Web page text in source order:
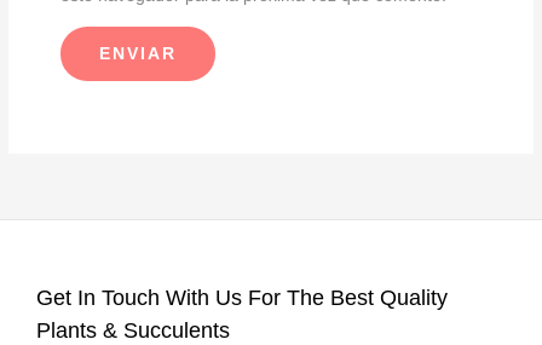
Get In Touch With Us For The Best Quality
Plants & Succulents